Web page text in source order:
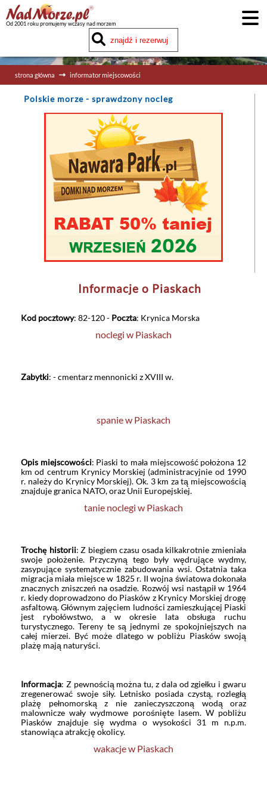
Od 2001 roku promujemy wczasy nad morzem
strona główna informator miejscowości
Polskie morze - sprawdzony nocleg
Informacje o Piaskach
Kod pocztowy: 82-120 - Poczta: Krynica Morska
noclegi w Piaskach
Zabytki: - cmentarz mennonicki z XVIII w.
spanie w Piaskach
Opis miejscowości: Piaski to mała miejscowość położona 12
km od centrum Krynicy Morskiej (administracyjnie od 1990
r. należy do Krynicy Morskiej). Ok. 3 km za tą miejscowością
znajduje granica NATO, oraz Unii Europejskiej.
tanie noclegi w Piaskach
Trochę historii: Z biegiem czasu osada kilkakrotnie zmieniała
swoje położenie. Przyczyną tego były wędrujące wydmy,
zasypujące systematycznie zabudowania wsi. Ostatnia taka
migracja miała miejsce w 1825 r. II wojna światowa dokonała
znacznych zniszczeń na osadzie. Rozwój wsi nastąpił w 1964
r. kiedy doprowadzono do Piasków z Krynicy Morskiej drogę
asfaltową. Głównym zajęciem ludności zamieszkującej Piaski
jest rybołówstwo, a w okresie lata obsługa ruchu
turystycznego. Tereny te są jednymi ze spokojniejszych na
całej mierzei. Być może dlatego w pobliżu Piasków swoją
plażę mają naturyści.
Informacja: Z pewnością można tu, z dala od zgiełku i gwaru
zregenerować swoje siły. Letnisko posiada czystą, rozległą
plażę pełnomorską z nie zanieczyszczoną wodą oraz
malownicze wały wydmowe porośnięte lasem. W pobliżu
Piasków znajduje się wydma o wysokości 31 m n.p.m.
stanowiąca atrakcję okolicy.
wakacje w Piaskach